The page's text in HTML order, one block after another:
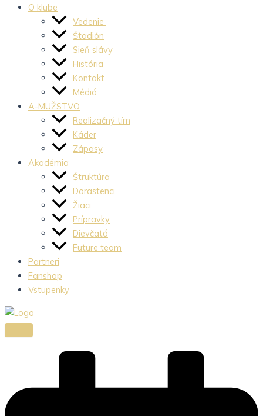
O klube
Vedenie
Štadión
Sieň slávy
História
Kontakt
Médiá
A-MUŽSTVO
Realizačný tím
Káder
Zápasy
Akadémia
Štruktúra
Dorastenci
Žiaci
Prípravky
Dievčatá
Future team
Partneri
Fanshop
Vstupenky